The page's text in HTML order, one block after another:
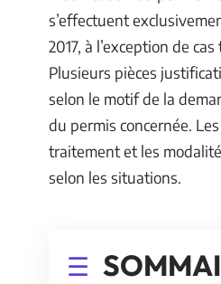
s’effectuent
2017, à l’exception de
Plusieurs pièces
selon le motif de la
du permis concernée.
traitement et les
selon les situations.